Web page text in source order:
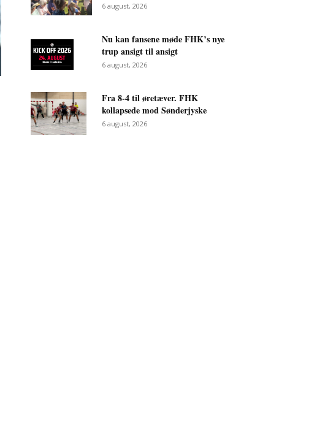
6 august, 2026
Nu kan fansene møde FHK’s nye
trup ansigt til ansigt
6 august, 2026
Fra 8-4 til øretæver. FHK
kollapsede mod Sønderjyske
6 august, 2026